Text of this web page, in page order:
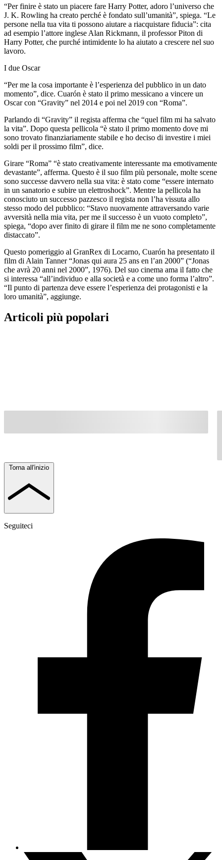
“Per finire è stato un piacere fare Harry Potter, adoro l’universo che
J. K. Rowling ha creato perché è fondato sull’umanità”, spiega. “Le
persone nella tua vita ti possono aiutare a riacquistare fiducia”: cita
ad esempio l’attore inglese Alan Rickmann, il professor Piton di
Harry Potter, che purché intimidente lo ha aiutato a crescere nel suo
lavoro.
I due Oscar
“Per me la cosa importante è l’esperienza del pubblico in un dato
momento”, dice. Cuarón è stato il primo messicano a vincere un
Oscar con “Gravity” nel 2014 e poi nel 2019 con “Roma”.
Parlando di “Gravity” il regista afferma che “quel film mi ha salvato
la vita”. Dopo questa pellicola “è stato il primo momento dove mi
sono trovato finanziariamente stabile e ho deciso di investire i miei
soldi per il prossimo film”, dice.
Girare “Roma” “è stato creativamente interessante ma emotivamente
devastante”, afferma. Questo è il suo film più personale, molte scene
sono successe davvero nella sua vita: è stato come “essere internato
in un sanatorio e subire un elettroshock”. Mentre la pellicola ha
conosciuto un successo pazzesco il regista non l’ha vissuta allo
stesso modo del pubblico: “Stavo nuovamente attraversando varie
avversità nella mia vita, per me il successo è un vuoto completo”,
spiega, “dopo aver finito di girare il film me ne sono completamente
distaccato”.
Questo pomeriggio al GranRex di Locarno, Cuarón ha presentato il
film di Alain Tanner “Jonas qui aura 25 ans en l’an 2000” (“Jonas
che avrà 20 anni nel 2000”, 1976). Del suo cinema ama il fatto che
si interessa “all’individuo e alla società e a come uno forma l’altro”.
“Il punto di partenza deve essere l’esperienza dei protagonisti e la
loro umanità”, aggiunge.
Articoli più popolari
Torna all'inizio
Seguiteci